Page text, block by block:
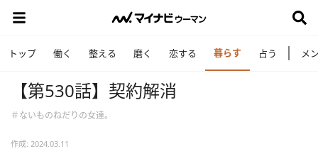
トップ 働く 整える 磨く 恋する 暮らす 占う メ
【第530話】契約解消
＃ないものねだりの女達。
作成: 2024.03.11